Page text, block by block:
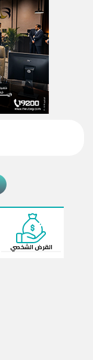
القرض الشخصي